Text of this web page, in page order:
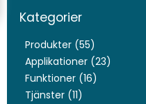
Kategorier
Produkter (55)
Applikationer (23)
Funktioner (16)
Tjänster (11)